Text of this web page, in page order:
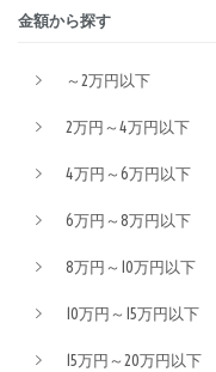
金額から探す
～2万円以下
2万円～4万円以下
4万円～6万円以下
6万円～8万円以下
8万円～10万円以下
10万円～15万円以下
15万円～20万円以下